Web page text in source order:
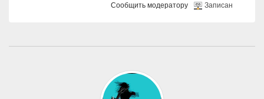
Сообщить модератору Записан